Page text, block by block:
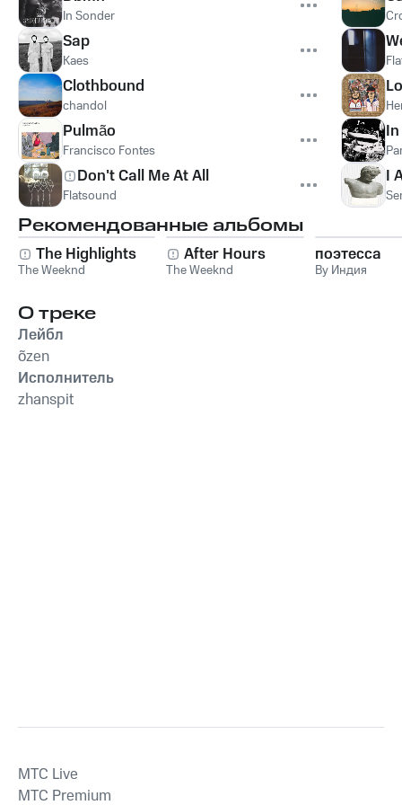
In Sonder
Sap
Kaes
Clothbound
chandol
Pulmão
Francisco Fontes
Don't Call Me At All
Flatsound
I
Рекомендованные альбомы
The Highlights
The Weeknd
After Hours
The Weeknd
поэтесса
By Индия
О треке
Лейбл
õzen
Исполнитель
zhanspit
MTС Live
MTС Premium